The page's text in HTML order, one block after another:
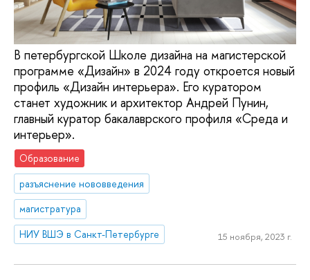
В петербургской Школе дизайна на магистерской
программе «Дизайн» в 2024 году откроется новый
профиль «Дизайн интерьера». Его куратором
станет художник и архитектор Андрей Пунин,
главный куратор бакалаврского профиля «Среда и
интерьер».
Образование
разъяснение нововведения
магистратура
НИУ ВШЭ в Санкт-Петербурге
15 ноября, 2023 г.